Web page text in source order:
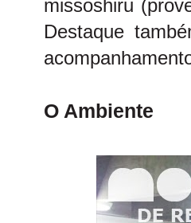
missoshiru
Destaque
O Ambiente